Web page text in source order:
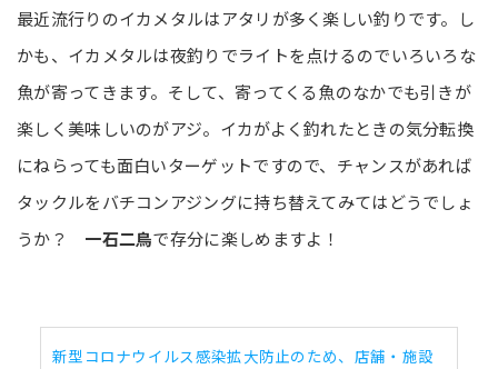
最近流行りのイカメタルはアタリが多く楽しい釣りです。し
かも、イカメタルは夜釣りでライトを点けるのでいろいろな
魚が寄ってきます。そして、寄ってくる魚のなかでも引きが
楽しく美味しいのがアジ。イカがよく釣れたときの気分転換
にねらっても面白いターゲットですので、チャンスがあれば
タックルをバチコンアジングに持ち替えてみてはどうでしょ
うか？ 一石二鳥で存分に楽しめますよ！
新型コロナウイルス感染拡大防止のため、店舗・施設